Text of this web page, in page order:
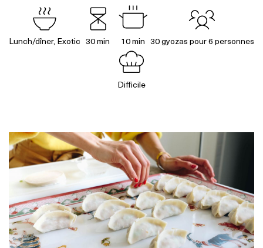
Lunch/dîner, Exotic 30 min 10 min 30 gyozas pour 6 personnes
Difficile